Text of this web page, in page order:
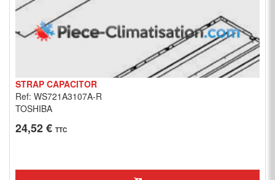
STRAP CAPACITOR
Ref: WS721A3107A-R
TOSHIBA
24,52 € TTC